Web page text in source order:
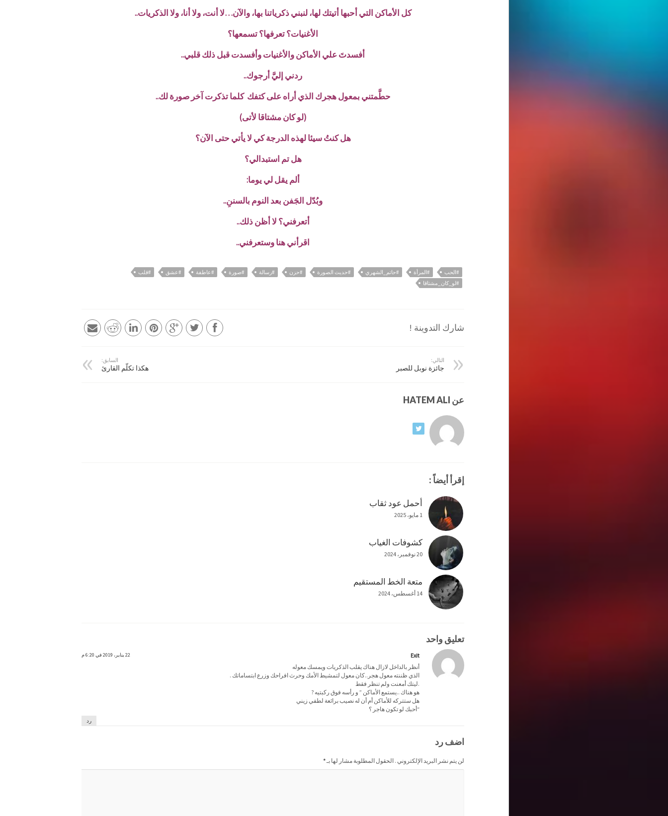
كل الأماكن التي أحبها أتيتك لها، لنبني ذكرياتنا بها، والآن…لا أنت، ولا أنا، ولا الذكريات..
الأغنيات؟ تعرفها؟ تسمعها؟
أفسدتَ علي الأماكن والأغنيات وأفسدت قبل ذلك قلبي..
ردني إليَّ أرجوك..
حطَّمتني بمعول هجرك الذي أراه على كتفك كلما تذكرت آخر صورة لك..
(لو كان مشتاقا لأتى)
هل كنتُ سيئا لهذه الدرجة كي لا يأتي حتى الآن؟
هل تم استبدالي؟
ألم يقل لي يوما:
وبُدّل الجَفن بعد النوم بالسننِ..
أتعرفني؟ لا أظن ذلك..
اقرأني هنا وستعرفني..
#الحب #المرأة #حاتم_الشهري #حديث الصورة #حزن #رسالة #صورة #عاطفة #عشق
#قلب
#لو_كان_مشتاقا
شارك التدوينة !
السابق:
هكذا تكلّم القارئ
التالي:
جائزة نوبل للصبر
عن HATEM ALI
إقرأ أيضاً :
أحمل عود ثقاب
1 مايو، 2025
كشوفات الغياب
20 نوفمبر، 2024
متعة الخط المستقيم
14 أغسطس، 2024
تعليق واحد
Exit 22 يناير، 2019 في 6:20 م
أنظر بالداخل لازال هناك يقلب الذكريات ويمسك معوله
الذي ظننته معول هجر..كان معول لتمشيط الأمك وحرث افراحك وزرع ابتساماتك .
.ليتك أمعنت ولم تنظر فقط
هو هناك ..يستمع الأماكن ” و رأسه فوق ركبتيه ?
هل ستتركه للأماكن أم أن له نصيب برائعة لطفي زيني
“أحبك لو تكون هاجر ؟
رد
اضف رد
لن يتم نشر البريد الإلكتروني . الحقول المطلوبة مشار لها بـ *